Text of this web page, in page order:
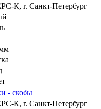
К, г. Санкт-Петербург
- скобы
К, г. Санкт-Петербург